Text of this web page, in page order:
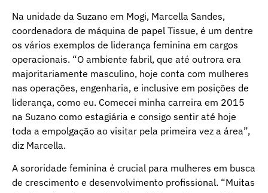
Na unidade da Suzano em Mogi, Marcella Sandes,
coordenadora de máquina de papel Tissue, é um dentre
os vários exemplos de liderança feminina em cargos
operacionais. “O ambiente fabril, que até outrora era
majoritariamente masculino, hoje conta com mulheres
nas operações, engenharia, e inclusive em posições de
liderança, como eu. Comecei minha carreira em 2015
na Suzano como estagiária e consigo sentir até hoje
toda a empolgação ao visitar pela primeira vez a área”,
diz Marcella.
A sororidade feminina é crucial para mulheres em busca
de crescimento e desenvolvimento profissional. “Muitas